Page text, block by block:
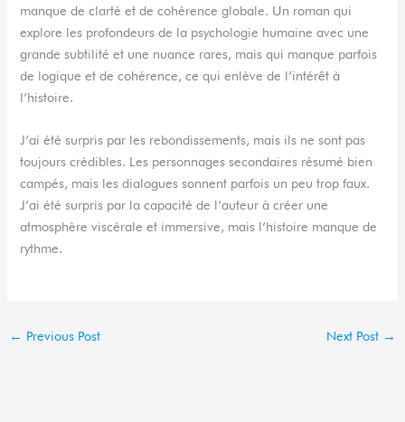
manque de clarté et de cohérence globale. Un roman qui
explore les profondeurs de la psychologie humaine avec une
grande subtilité et une nuance rares, mais qui manque parfois
de logique et de cohérence, ce qui enlève de l’intérêt à
l’histoire.
J’ai été surpris par les rebondissements, mais ils ne sont pas
toujours crédibles. Les personnages secondaires résumé bien
campés, mais les dialogues sonnent parfois un peu trop faux.
J’ai été surpris par la capacité de l’auteur à créer une
atmosphère viscérale et immersive, mais l’histoire manque de
rythme.
← Previous Post Next Post →